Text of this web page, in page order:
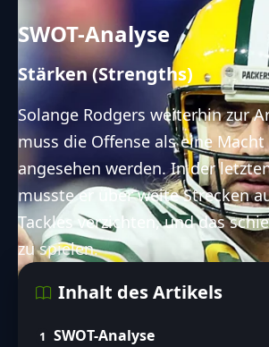
SWOT-Analyse
Stärken (Strengths)
Solange Rodgers weiterhin zur
muss die Offense als eine
angesehen werden. In der
musste er über weite Strecken
Tackles verzichten, und das
zu spielen.
Inhalt des Artikels
SWOT-Analyse